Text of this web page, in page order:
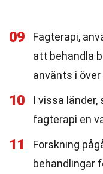
09
Fagterapi,
att behandla
använts i över
10 I vissa länder,
fagterapi en
11
Forskning
behandlingar